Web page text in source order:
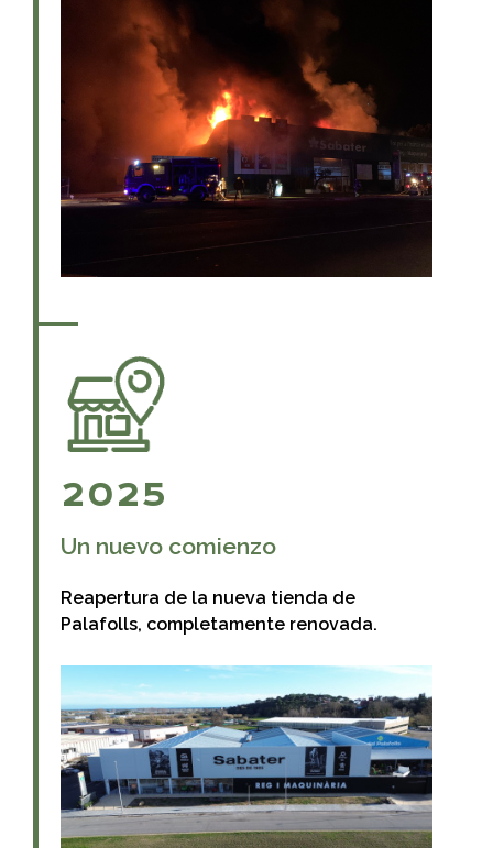
2025
Un nuevo comienzo
Reapertura de la nueva tienda de
Palafolls, completamente renovada.